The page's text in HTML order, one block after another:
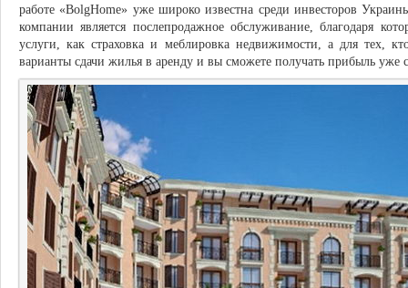
работе «BolgHome» уже широко известна среди инвесторов
компании является послепродажное обслуживание, благодаря
услуги, как страховка и меблировка недвижимости, а для тех,
варианты сдачи жилья в аренду и вы сможете получать прибыль уже